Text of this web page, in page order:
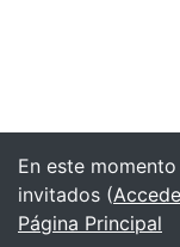
En este
invitados (
Página Principal